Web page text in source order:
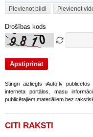
Pievienot bildi Pievienot
Drošības kods
Stingri aizliegts iAuto.lv
interneta portālos, masu
publicētajiem materiāliem bez
CITI RAKSTI